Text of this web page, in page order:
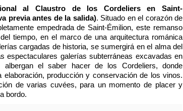
de Bergerac
1 CAMA DOBLE CAT
y cómodo
baño
y aseo
al Claustro de los Cordeliers en Saint-
previa antes de la salida). Situado en el corazón de
empedrada de Saint-Émilion, este remanso
tiempo, en el marco de una arquitectura románica
cargadas de historia, se sumergirá en el alma del
espectaculares galerías subterráneas excavadas en
el saber hacer de los Cordeliers, donde
producción y conservación de los vinos.
de varias cuvées, para un momento de placer y
bordo.